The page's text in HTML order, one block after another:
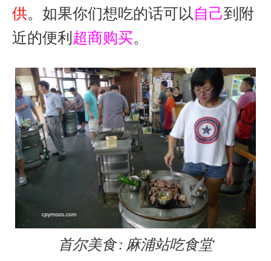
供。如果你们想吃的话可以自己到附
近的便利超商购买。
首尔美食 : 麻浦站吃食堂